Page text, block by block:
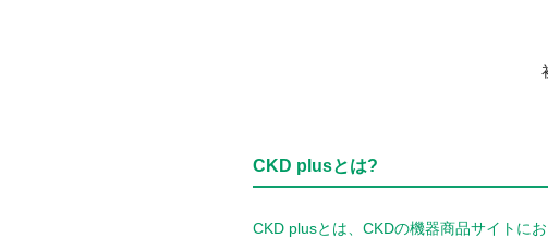
CKD plusとは?
CKD plusとは、CKDの機器商品サイトに